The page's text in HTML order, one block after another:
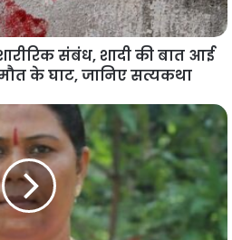
संबंध, शादी की बात आई
के घाट, जानिए सत्यकथा